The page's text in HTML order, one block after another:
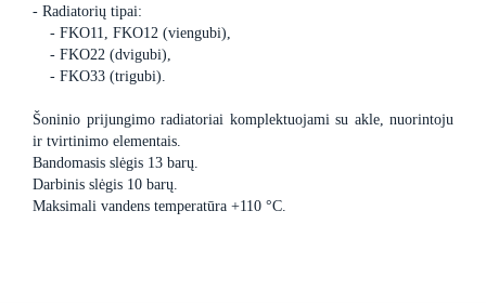
- Radiatorių tipai:
- FKO11, FKO12 (viengubi),
- FKO22 (dvigubi),
- FKO33 (trigubi).
Šoninio prijungimo radiatoriai komplektuojami su akle, nuorintoju
ir tvirtinimo elementais.
Bandomasis slėgis 13 barų.
Darbinis slėgis 10 barų.
Maksimali vandens temperatūra +110 °C.